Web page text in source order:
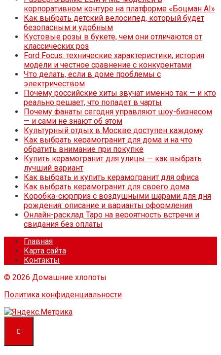
корпоративном контуре на платформе «Боцман AI»
Как выбрать детский велосипед, который будет
безопасным и удобным
Кустовые розы в букете, чем они отличаются от
классических роз
Ford Focus: технические характеристики, история
модели и честное сравнение с конкурентами
Что делать, если в доме проблемы с
электричеством
Почему российские хиты звучат именно так — и кто
реально решает, что попадет в чарты
Почему фанаты сегодня управляют шоу-бизнесом
— и сами не знают об этом
Культурный отдых в Москве доступен каждому
Как выбрать керамогранит для дома и на что
обратить внимание при покупке
Купить керамогранит для улицы — как выбрать
лучший вариант
Как выбрать и купить керамогранит для офиса
Как выбрать керамогранит для своего дома
Коробка-сюрприз с воздушными шарами для дня
рождения: описание и варианты оформления
Онлайн-расклад Таро на вероятность встречи и
свидания без оплаты
Главная
Карта сайта
Контакты
© 2026 Домашние хлопоты
Политика конфиденциальности